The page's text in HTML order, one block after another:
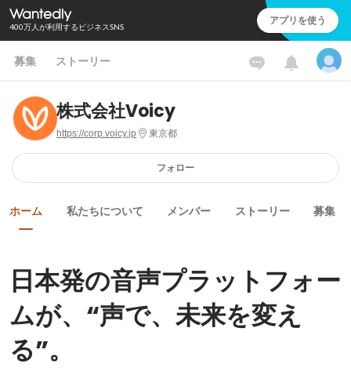
400万人が利用するビジネスSNS アプリを使う
募集 ストーリー
株式会社Voicy
https://corp.voicy.jp 東京都
フォロー
ホーム 私たちについて メンバー ストーリー 募集
日本発の音声プラットフォー
ムが、“声で、未来を変え
る”。